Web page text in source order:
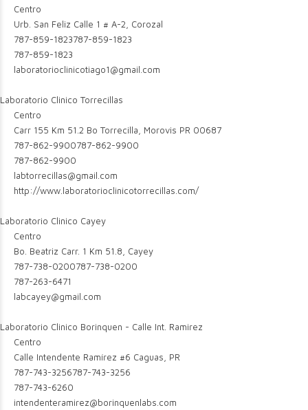
Centro
Urb. San Feliz Calle 1 # A-2, Corozal
787-859-1823787-859-1823
787-859-1823
laboratorioclinicotiago1@gmail.com
Laboratorio Clinico Torrecillas
Centro
Carr 155 Km 51.2 Bo Torrecilla, Morovis PR 00687
787-862-9900787-862-9900
787-862-9900
labtorrecillas@gmail.com
http://www.laboratorioclinicotorrecillas.com/
Laboratorio Clinico Cayey
Centro
Bo. Beatriz Carr. 1 Km 51.8, Cayey
787-738-0200787-738-0200
787-263-6471
labcayey@gmail.com
Laboratorio Clinico Borinquen - Calle Int. Ramirez
Centro
Calle Intendente Ramírez #6 Caguas, PR
787-743-3256787-743-3256
787-743-6260
intendenteramirez@borinquenlabs.com